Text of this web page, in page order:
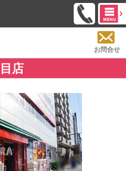
お問合せ
店